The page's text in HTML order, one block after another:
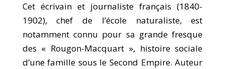
Cet écrivain et journaliste français (1840-
1902), chef de l’école naturaliste, est
notamment connu pour sa grande fresque
des « Rougon-Macquart », histoire sociale
d’une famille sous le Second Empire. Auteur